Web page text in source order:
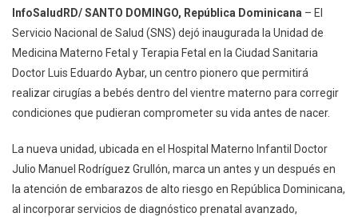
Inaugura
En
Ciudad
Sanitaria
Eduardo
Aybar
Unidad
De
Medicina
Materno
InfoSaludRD/ SANTO DOMINGO, República Dominicana – El
Servicio Nacional de Salud (SNS) dejó inaugurada la Unidad de
Medicina Materno Fetal y Terapia Fetal en la Ciudad Sanitaria
Doctor Luis Eduardo Aybar, un centro pionero que permitirá
realizar cirugías a bebés dentro del vientre materno para corregir
condiciones que pudieran comprometer su vida antes de nacer.
La nueva unidad, ubicada en el Hospital Materno Infantil Doctor
Julio Manuel Rodríguez Grullón, marca un antes y un después en
la atención de embarazos de alto riesgo en República Dominicana,
al incorporar servicios de diagnóstico prenatal avanzado,